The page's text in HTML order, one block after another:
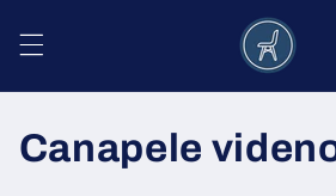
conținut
C
Canapele